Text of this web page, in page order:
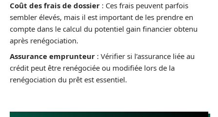
Coût des frais de dossier : Ces frais peuvent parfois
sembler élevés, mais il est important de les prendre en
compte dans le calcul du potentiel gain financier obtenu
après renégociation.
Assurance emprunteur : Vérifier si l’assurance liée au
crédit peut être renégociée ou modifiée lors de la
renégociation du prêt est essentiel.